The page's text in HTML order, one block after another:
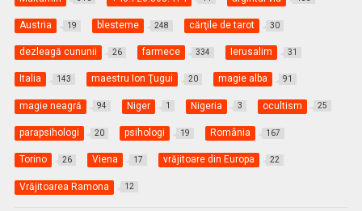
Austria 19 blesteme 248 cărţile de tarot 30
dezleagă cununii 26 farmece 334 Ierusalim 31
Italia 143 maestru Ion Ţugui 20 magie alba 91
magie neagră 94 Niger 1 Nigeria 3 ocultism 25
parapsihologi 20 psihologi 19 România 167
Torino 26 Viena 17 vrăjitoare din Europa 22
Vrăjitoarea Ramona 12